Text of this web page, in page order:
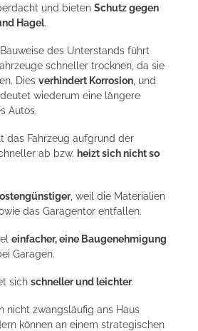
und bieten Schutz gegen
Hagel.
des Unterstands führt
schneller trocknen, da sie
Dies verhindert Korrosion , und
wiederum eine längere
Autos.
das Fahrzeug aufgrund der
ab bzw. heizt sich nicht so
, weil die Materialien
das Garagentor entfallen.
einfacher, eine Baugenehmigung
Garagen.
sich schneller und leichter.
nicht zwangsläufig ans Haus
können an einem strategischen